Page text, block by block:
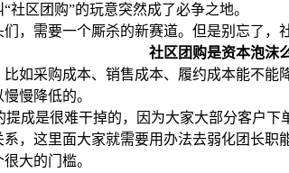
区团购”的玩意突然成了必争之地。
，需要一个厮杀的新赛道。但是别忘了，
社区团购是资本泡沫
如采购成本、销售成本、履约成本能不能
慢降低的。
成是很难干掉的，因为大家大部分客户
，这里面大家就需要用办法去弱化团长
大的门槛。